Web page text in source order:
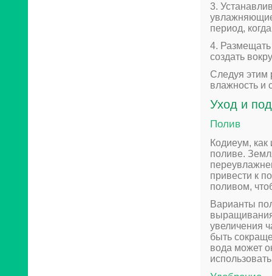
3.
период,
4.
создать
Следуя этим
влажность и
Уход и
Полив
Кодиеум,
поливе.
привести к
поливом,
Варианты
увеличения
быть
вода может